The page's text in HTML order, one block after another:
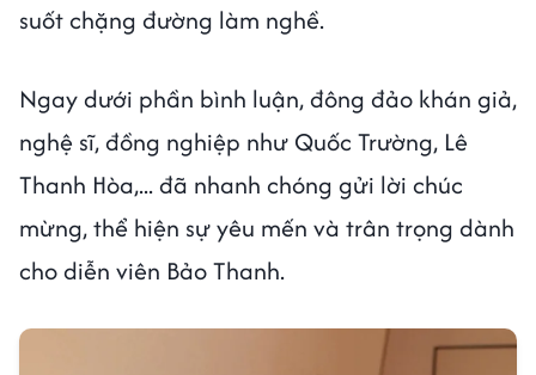
suốt chặng đường làm nghề.
Ngay dưới phần bình luận, đông đảo khán giả,
nghệ sĩ, đồng nghiệp như Quốc Trường, Lê
Thanh Hòa,... đã nhanh chóng gửi lời chúc
mừng, thể hiện sự yêu mến và trân trọng dành
cho diễn viên Bảo Thanh.